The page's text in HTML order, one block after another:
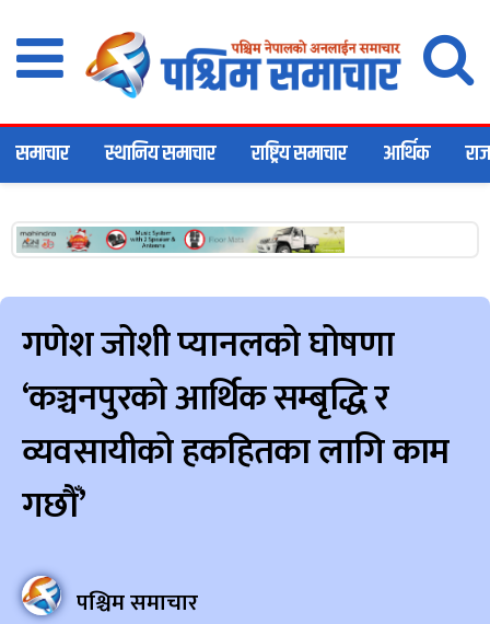
समाचार स्थानिय समाचार राष्ट्रिय समाचार आर्थिक
गणेश जोशी प्यानलको घोषणा
‘कञ्चनपुरको आर्थिक सम्बृद्धि र
व्यवसायीको हकहितका लागि काम
गछौँ’
पश्चिम समाचार